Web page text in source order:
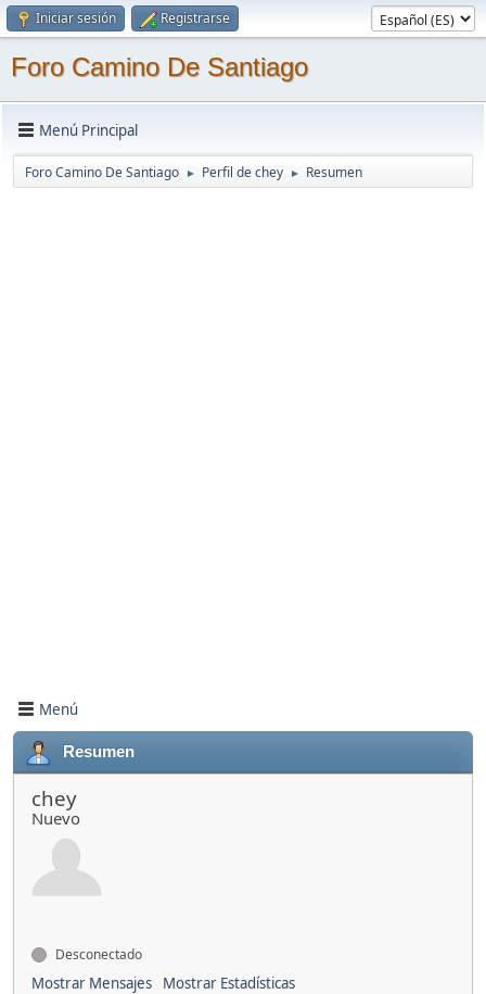
Iniciar sesión Registrarse
Foro Camino De Santiago
Menú Principal
Foro Camino De Santiago ► Perfil de chey ► Resumen
Menú
Resumen
chey
Nuevo
Desconectado
Mostrar Mensajes
Mostrar Estadísticas